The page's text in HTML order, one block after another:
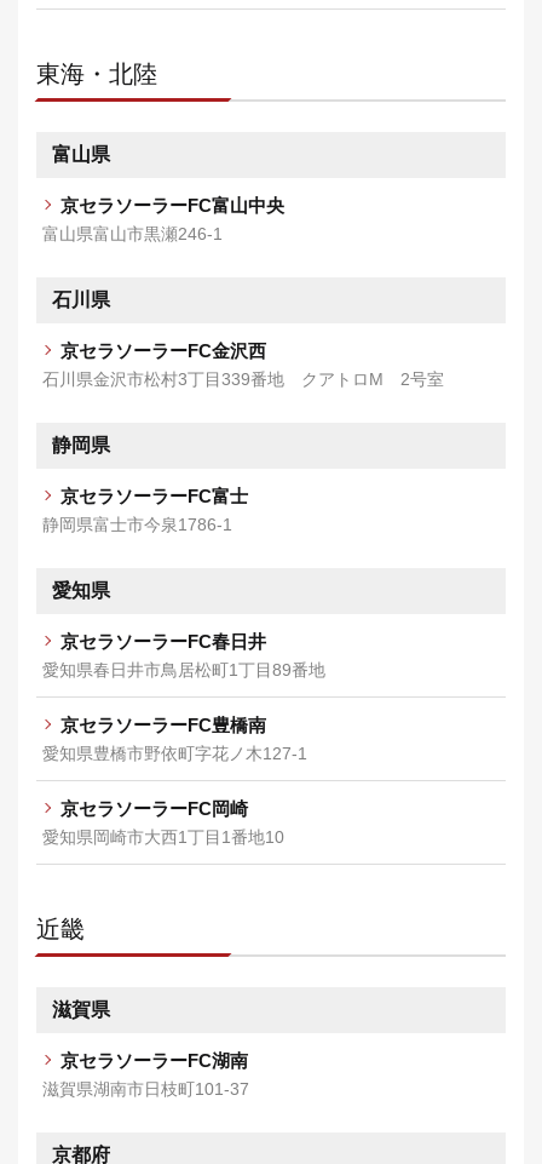
東海・北陸
富山県
京セラソーラーFC富山中央
富山県富山市黒瀬246-1
石川県
京セラソーラーFC金沢西
石川県金沢市松村3丁目339番地 クアトロM 2号室
静岡県
京セラソーラーFC富士
静岡県富士市今泉1786-1
愛知県
京セラソーラーFC春日井
愛知県春日井市鳥居松町1丁目89番地
京セラソーラーFC豊橋南
愛知県豊橋市野依町字花ノ木127-1
京セラソーラーFC岡崎
愛知県岡崎市大西1丁目1番地10
近畿
滋賀県
京セラソーラーFC湖南
滋賀県湖南市日枝町101-37
京都府